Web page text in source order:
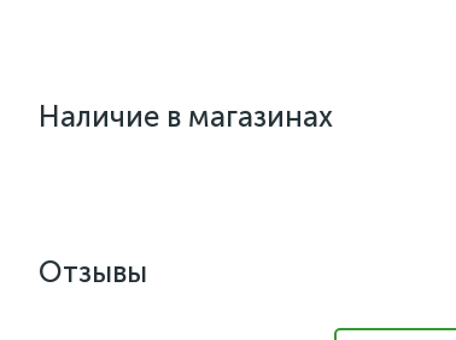
Наличие в магазинах
Отзывы